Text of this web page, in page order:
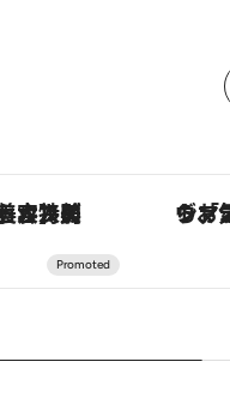
【銀座で出合う最旬美容】美髪ケアや上質な眠り…セルフケアのアップデートから、特別な名入れギフトまで。大人のための「ReFa GINZA」クルーズ